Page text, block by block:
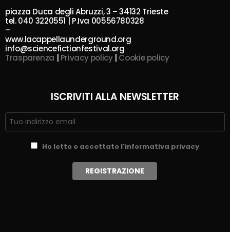
piazza Duca degli Abruzzi, 3 – 34132 Trieste
tel. 040 3220551 | P.Iva 00556780328
–
www.lacappellaunderground.org
info@sciencefictionfestival.org
Trasparenza | Privacy policy| Cookie policy
ISCRIVITI ALLA NEWSLETTER
Ho letto e accettato l'informativa privacy